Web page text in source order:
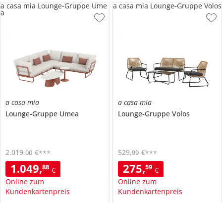
a casa mia
Lounge-Gruppe Umea
1.049,88 €
Online zum
Kundenkartenpreis
2.019,00 €***
a casa mia Lounge-Gruppe Ume
a
a casa mia
Lounge-Gruppe Volos
275,59 €
Online zum
Kundenkartenpreis
529,99 €***
a casa mia Lounge-Gruppe Volos